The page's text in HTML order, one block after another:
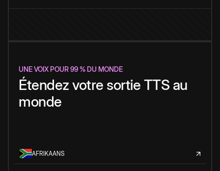
UNE VOIX POUR 99 % DU MONDE
Étendez votre sortie TTS au
monde
AFRIKAANS